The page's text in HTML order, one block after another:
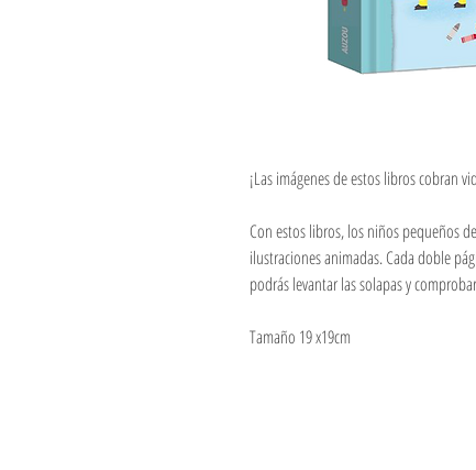
¡Las imágenes de estos libros cobran
Con estos libros, los niños pequeños
ilustraciones animadas. Cada doble
podrás levantar las solapas y
Tamaño 19 x19cm